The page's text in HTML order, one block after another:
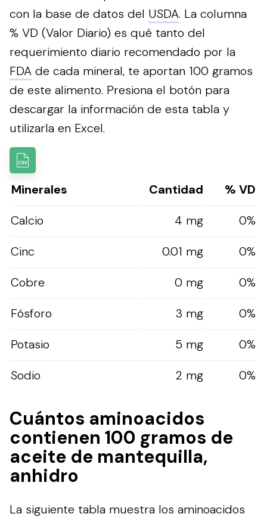
con la base de datos del USDA. La columna
% VD (Valor Diario) es qué tanto del
requerimiento diario recomendado por la
FDA de cada mineral, te aportan 100 gramos
de este alimento. Presiona el botón para
descargar la información de esta tabla y
utilizarla en Excel.
Minerales Cantidad
% VD
Calcio
4 mg
0%
Cinc
0.01 mg
0%
Cobre
0 mg
0%
Fósforo
3 mg
0%
Potasio
5 mg
0%
Sodio
2 mg 0%
Cuántos aminoacidos
contienen 100 gramos de
aceite de mantequilla,
anhidro
La siguiente tabla muestra los aminoacidos